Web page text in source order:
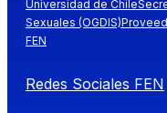
Universidad de Chile
Sexuales (OGDIS)
FEN
Redes Sociales FEN